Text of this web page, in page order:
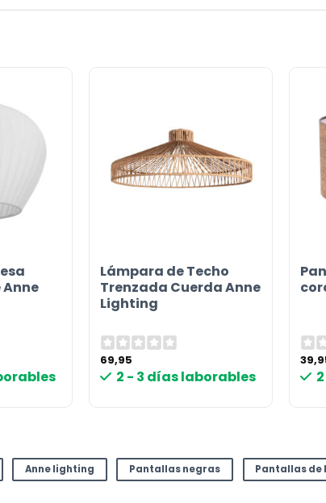
Lámpara de Techo
Trenzada Cuerda Anne
Lighting
69,95
2 - 3 días laborables
Anne lighting Pantallas negras Pantallas de